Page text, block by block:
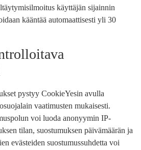
käyttäjän sijainnin
kääntää automaattisesti yli 30
pystyy CookieYesin avulla
vaatimusten mukaisesti.
voi luoda anonyymin IP-
tilan, suostumuksen päivämäärän ja
evästeiden suostumussuhdetta voi